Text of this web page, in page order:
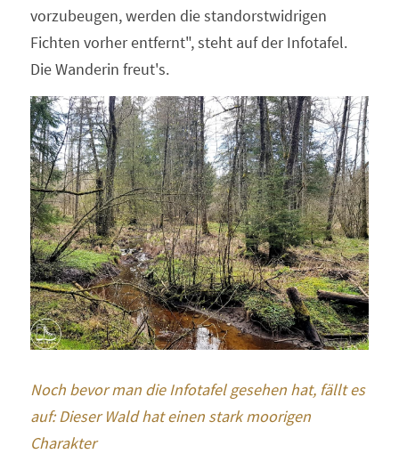
vorzubeugen, werden die standorstwidrigen
Fichten vorher entfernt", steht auf der Infotafel.
Die Wanderin freut's.
Noch bevor man die Infotafel gesehen hat, fällt es
auf: Dieser Wald hat einen stark moorigen
Charakter